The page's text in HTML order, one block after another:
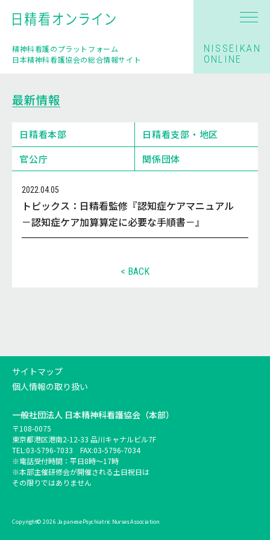
精神科看護のプラットフォーム
日本精神科看護協会の総合情報サイト
NISSEIKAN
ONLINE
最新情報
日精看本部
日精看支部・地区
官公庁
関係団体
2022.04.05
トピックス：日精看監修『認知症ケアマニュアル
－認知症ケア加算算定に必要な手順書－』
< BACK
サイトマップ
個人情報の取り扱い
一般社団法人 日本精神科看護協会（本部）
〒108-0075
東京都港区港南2-12-33 品川キャナルビル7F
TEL:03-5796-7033 FAX:03-5796-7034
※電話受付時間：平日8時～17時
※本部主催研修会が開催される土日祝日は
その限りではありません
Copyright© 2026 Japanese Psychiatric Nurses Association